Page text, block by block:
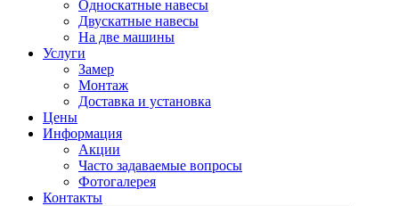
Односкатные навесы
Двускатные навесы
На две машины
Услуги
Замер
Монтаж
Доставка и установка
Цены
Информация
Акции
Часто задаваемые вопросы
Фотогалерея
Контакты